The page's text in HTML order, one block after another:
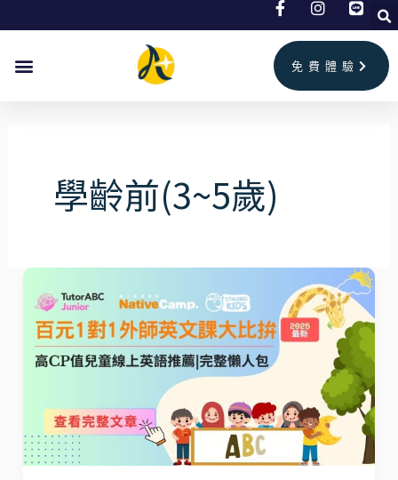
免費體驗
學齡前(3~5歲)
最
新
百
一
對
分